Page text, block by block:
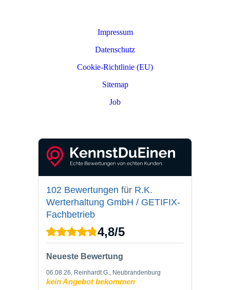
Impressum
Datenschutz
Cookie-Richtlinie (EU)
Sitemap
Job
102 Bewertungen für R.K.
Werterhaltung GmbH / GETIFIX-
Fachbetrieb
4,8/5
Neueste Bewertung
06.08.26, Reinhardt G., Neubrandenburg
kein Angebot bekommen